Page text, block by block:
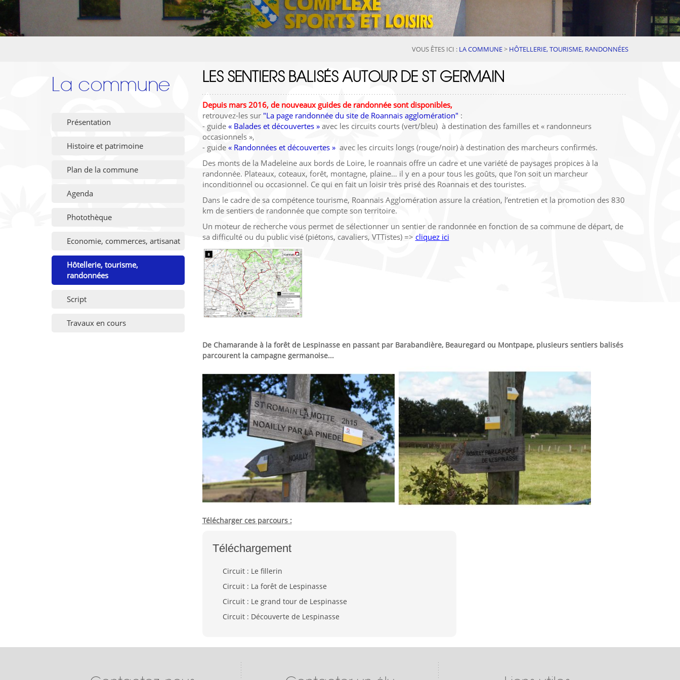
VOUS ÊTES ICI : LA COMMUNE> HÔTELLERIE, TOURISME, RANDONNÉES
La commune
Présentation
Histoire et patrimoine
Plan de la commune
Agenda
Photothèque
Economie, commerces, artisanat
Hôtellerie, tourisme,
randonnées
Script
Travaux en cours
LES SENTIERS BALISÉS AUTOUR DE ST GERMAIN
Depuis mars 2016, de nouveaux guides de randonnée sont disponibles,
retrouvez-les sur "La page randonnée du site de Roannais agglomération" :
- guide « Balades et découvertes »avec les circuits courts (vert/bleu) à destination des familles et « randonneurs
occasionnels »,
- guide « Randonnées et découvertes »avec les circuits longs (rouge/noir) à destination des marcheurs confirmés.
Des monts de la Madeleine aux bords de Loire, le roannais offre un cadre et une variété de paysages propices à la
randonnée. Plateaux, coteaux, forêt, montagne, plaine… il y en a pour tous les goûts, que l’on soit un marcheur
inconditionnel ou occasionnel. Ce qui en fait un loisir très prisé des Roannais et des touristes.
Dans le cadre de sa compétence tourisme, Roannais Agglomération assure la création, l’entretien et la promotion des 830
km de sentiers de randonnée que compte son territoire.
Un moteur de recherche vous permet de sélectionner un sentier de randonnée en fonction de sa commune de départ, de
sa difficulté ou du public visé (piétons, cavaliers, VTTistes) => cliquez ici
De Chamarande à la forêt de Lespinasse en passant par Barabandière, Beauregard ou Montpape, plusieurs sentiers balisés
parcourent la campagne germanoise...
Télécharger ces parcours :
Téléchargement
Circuit : Le fillerin
Circuit : La forêt de Lespinasse
Circuit : Le grand tour de Lespinasse
Circuit : Découverte de Lespinasse